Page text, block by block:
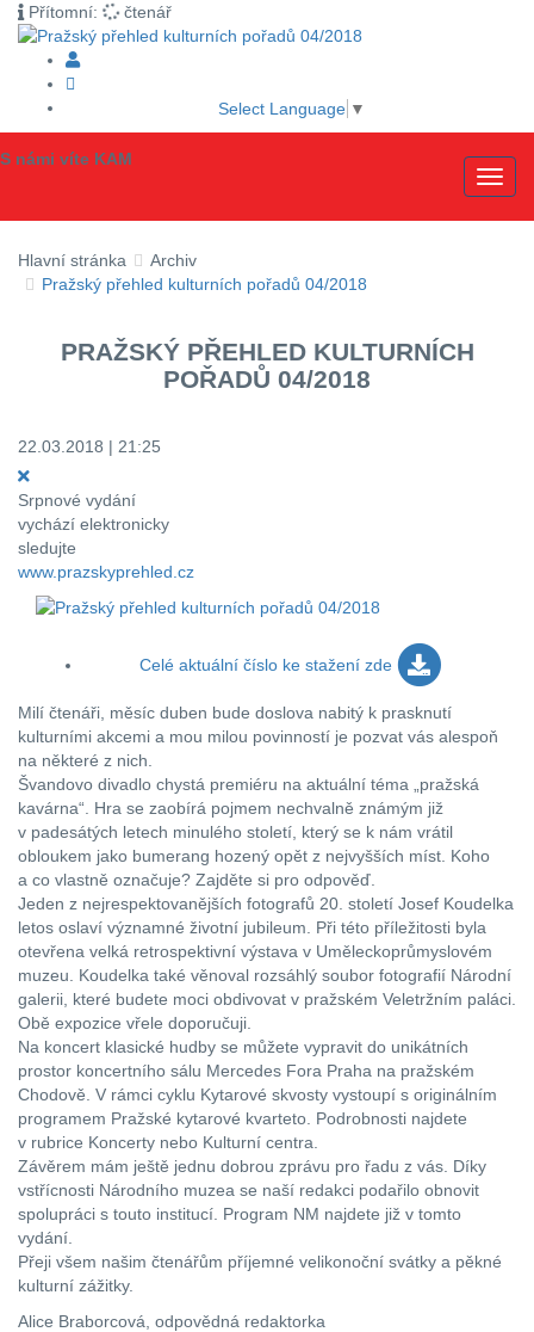
Přítomní: čtenář
Select Language ▼
S námi víte KAM
Hlavní stránka
Archiv
Pražský přehled kulturních pořadů 04/2018
PRAŽSKÝ PŘEHLED KULTURNÍCH
POŘADŮ 04/2018
22.03.2018 | 21:25
Srpnové vydání
vychází elektronicky
sledujte
www.prazskyprehled.cz
Celé aktuální číslo ke stažení zde
Milí čtenáři, měsíc duben bude doslova nabitý k prasknutí
kulturními akcemi a mou milou povinností je pozvat vás alespoň
na některé z nich.
Švandovo divadlo chystá premiéru na aktuální téma „pražská
kavárna“. Hra se zaobírá pojmem nechvalně známým již
v padesátých letech minulého století, který se k nám vrátil
obloukem jako bumerang hozený opět z nejvyšších míst. Koho
a co vlastně označuje? Zajděte si pro odpověď.
Jeden z nejrespektovanějších fotografů 20. století Josef Koudelka
letos oslaví významné životní jubileum. Při této příležitosti byla
otevřena velká retrospektivní výstava v Uměleckoprůmyslovém
muzeu. Koudelka také věnoval rozsáhlý soubor fotografií Národní
galerii, které budete moci obdivovat v pražském Veletržním paláci.
Obě expozice vřele doporučuji.
Na koncert klasické hudby se můžete vypravit do unikátních
prostor koncertního sálu Mercedes Fora Praha na pražském
Chodově. V rámci cyklu Kytarové skvosty vystoupí s originálním
programem Pražské kytarové kvarteto. Podrobnosti najdete
v rubrice Koncerty nebo Kulturní centra.
Závěrem mám ještě jednu dobrou zprávu pro řadu z vás. Díky
vstřícnosti Národního muzea se naší redakci podařilo obnovit
spolupráci s touto institucí. Program NM najdete již v tomto
vydání.
Přeji všem našim čtenářům příjemné velikonoční svátky a pěkné
kulturní zážitky.
Alice Braborcová, odpovědná redaktorka